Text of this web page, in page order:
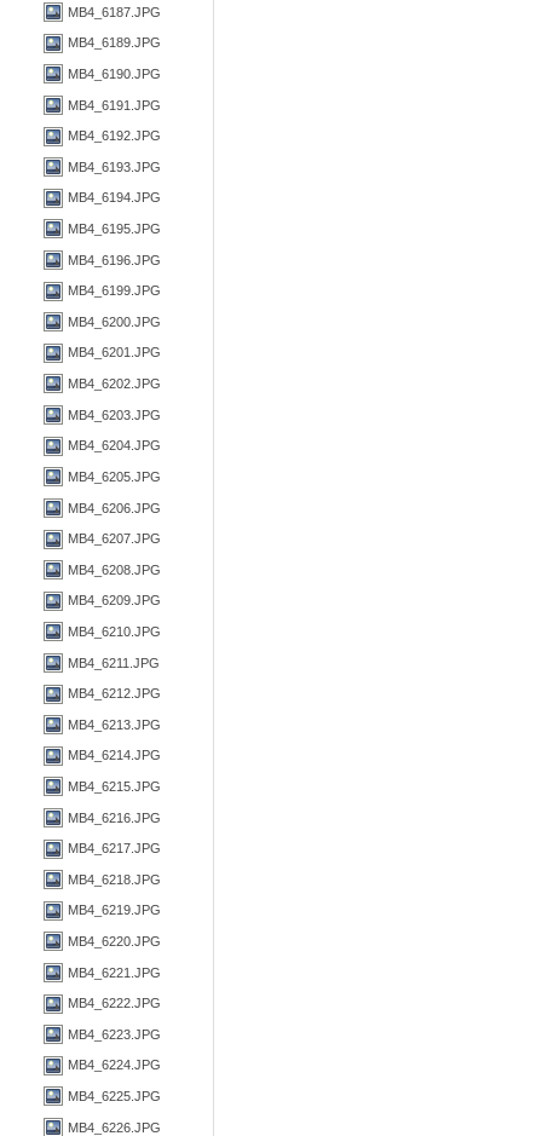
MB4_6187.JPG
MB4_6189.JPG
MB4_6190.JPG
MB4_6191.JPG
MB4_6192.JPG
MB4_6193.JPG
MB4_6194.JPG
MB4_6195.JPG
MB4_6196.JPG
MB4_6199.JPG
MB4_6200.JPG
MB4_6201.JPG
MB4_6202.JPG
MB4_6203.JPG
MB4_6204.JPG
MB4_6205.JPG
MB4_6206.JPG
MB4_6207.JPG
MB4_6208.JPG
MB4_6209.JPG
MB4_6210.JPG
MB4_6211.JPG
MB4_6212.JPG
MB4_6213.JPG
MB4_6214.JPG
MB4_6215.JPG
MB4_6216.JPG
MB4_6217.JPG
MB4_6218.JPG
MB4_6219.JPG
MB4_6220.JPG
MB4_6221.JPG
MB4_6222.JPG
MB4_6223.JPG
MB4_6224.JPG
MB4_6225.JPG
MB4_6226.JPG